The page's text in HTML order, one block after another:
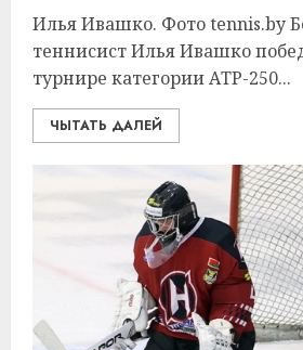
Илья Ивашко. Фото tennis.by
теннисист Илья Ивашко
турнире категории АТР-250...
ЧЫТАТЬ ДАЛЕЙ